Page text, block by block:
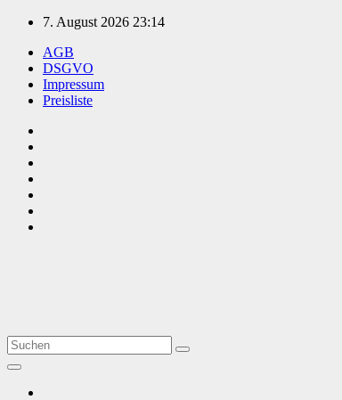
Zum
springen
7. August 2026 23:14
AGB
DSGVO
Impressum
Preisliste